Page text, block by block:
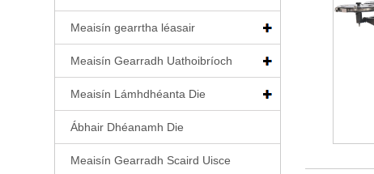
Meaisín gearrtha léasair
Meaisín Gearradh Uathoibríoch
Meaisín Lámhdhéanta Die
Ábhair Dhéanamh Die
Meaisín Gearradh Scaird Uisce